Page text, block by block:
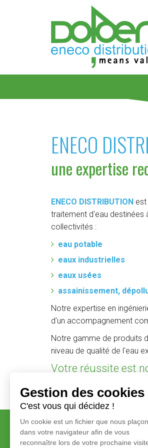
ENECO
une expertise
ENECO DISTRIBUTION
traitement d'eau destinées
collectivités :
eau potable
eaux industrielles
eaux usées
assainissement,
Notre expertise en
d'un accompagnement
Notre gamme de produits
niveau de qualité de l'eau
Votre réussite est
Savoir-faire et valeurs
Gestion des cookies
C'est vous qui décidez !
Un cookie est un fichier que nous
dans votre navigateur afin de vous
reconnaître lors de votre prochaine